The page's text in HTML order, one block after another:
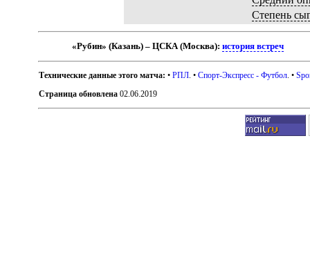
Степень
«Рубин» (Казань) – ЦСКА (Москва):история встреч
Технические данные этого матча: •РПЛ . •Спорт-Экспресс - Футбол . •
Страница обновлена 02.06.2019